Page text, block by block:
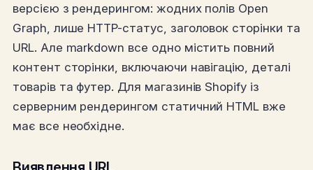
версією з рендерингом: жодних полів Open
Graph, лише HTTP-статус, заголовок сторінки та
URL. Але markdown все одно містить повний
контент сторінки, включаючи навігацію, деталі
товарів та футер. Для магазинів Shopify із
серверним рендерингом статичний HTML вже
має все необхідне.